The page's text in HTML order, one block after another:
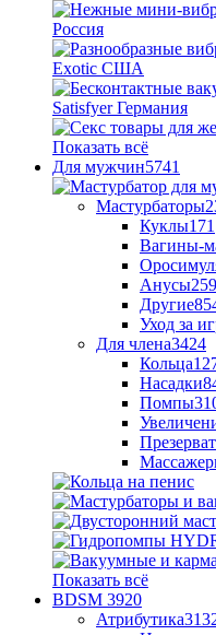
Показать всё
Для мужчин5741
Мастурбаторы
Куклы171
Вагины-
Анусы259
Другие
Уход за
Для члена3424
Кольца
Насадки
Помпы
Показать всё
BDSM 3920
Атрибутика